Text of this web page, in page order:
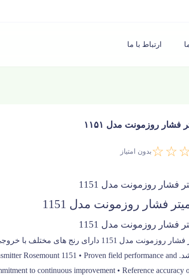
ارتباط با ما
فشار روزمونت مدل ۱۱۵۱
بدون امتیاز
فشار روزمونت مدل 1151
فشار روزمونت مدل 1151
فشار روزمونت مدل 1151
Rosemount 1151 • Proven field performance and
to continuous improvement • Reference accuracy